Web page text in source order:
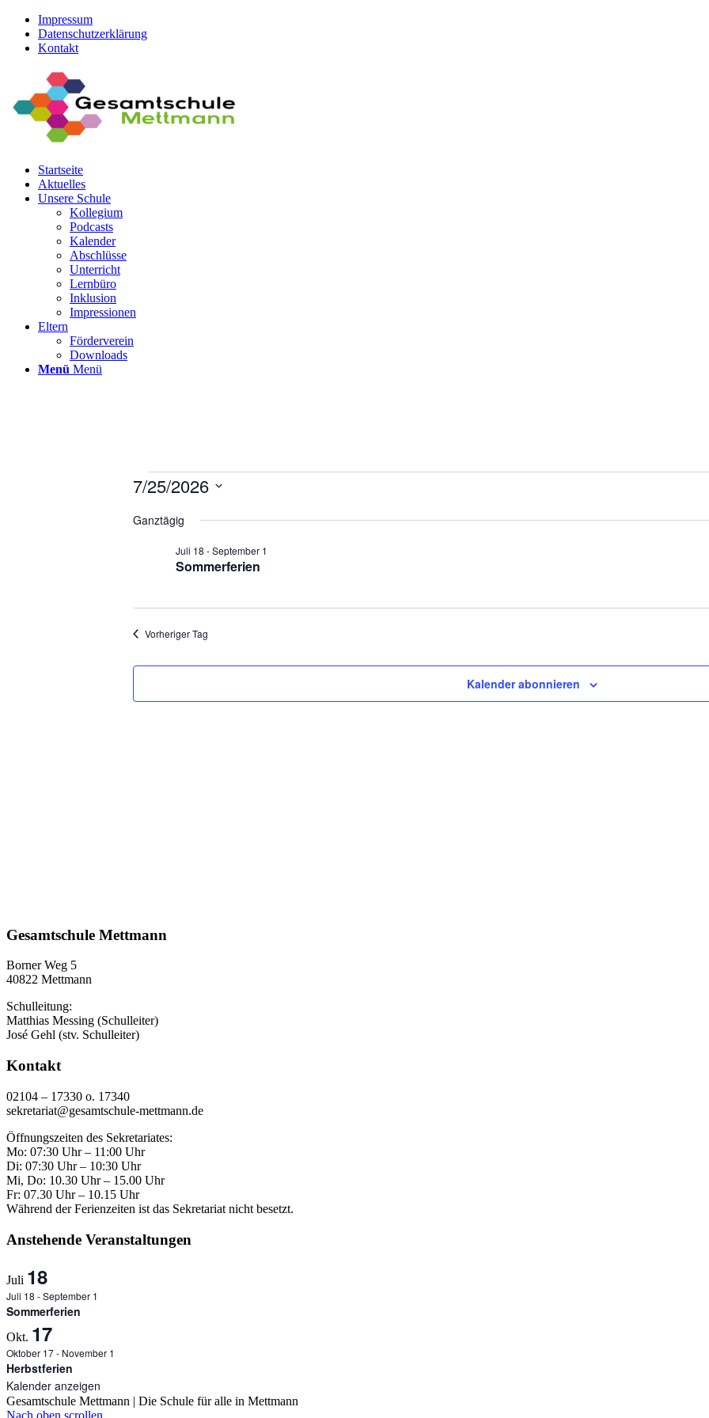
Impressum
Datenschutzerklärung
Kontakt
Startseite
Aktuelles
Unsere Schule
Kollegium
Podcasts
Kalender
Abschlüsse
Unterricht
Lernbüro
Inklusion
Impressionen
Eltern
Förderverein
Downloads
Menü Menü
Veranstaltungen
25.
7/25/2026
wählen.
Ganztägig
Sommerferien
Juli 18 -September 1
Vorheriger Tag
Kalender abonnieren
Gesamtschule Mettmann
Borner Weg 5
40822 Mettmann
Schulleitung:
Matthias Messing (Schulleiter)
José Gehl (stv. Schulleiter)
Kontakt
02104 – 17330 o. 17340
sekretariat@gesamtschule-mettmann.de
Öffnungszeiten des Sekretariates:
Mo: 07:30 Uhr – 11:00 Uhr
Di: 07:30 Uhr – 10:30 Uhr
Mi, Do: 10.30 Uhr – 15.00 Uhr
Fr: 07.30 Uhr – 10.15 Uhr
Während der Ferienzeiten ist das Sekretariat nicht besetzt.
Anstehende Veranstaltungen
Juli 18
Juli 18 -September 1
Sommerferien
Okt. 17
Oktober 17- November 1
Herbstferien
Kalender anzeigen
Gesamtschule Mettmann | Die Schule für alle in Mettmann